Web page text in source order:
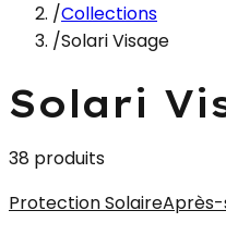
/Collections
/Solari Visage
Solari
38 produits
Protection SolaireAprès-